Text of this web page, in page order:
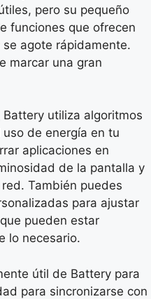
pero su pequeño
funciones que ofrecen
agote rápidamente.
marcar una gran
utiliza algoritmos
de energía en tu
aplicaciones en
de la pantalla y
También puedes
para ajustar
pueden estar
lo necesario.
útil de Battery para
para sincronizarse con